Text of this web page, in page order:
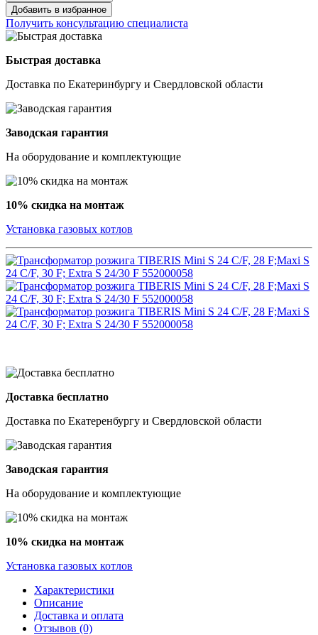
Добавить в избранное
Получить консультацию специалиста
Быстрая доставка
Доставка по Екатеринбургу и Свердловской области
Заводская гарантия
На оборудование и комплектующие
10% скидка на монтаж
Установка газовых котлов
Доставка бесплатно
Доставка по Екатеренбургу и Свердловской области
Заводская гарантия
На оборудование и комплектующие
10% скидка на монтаж
Установка газовых котлов
Характеристики
Описание
Доставка и оплата
Отзывов (0)